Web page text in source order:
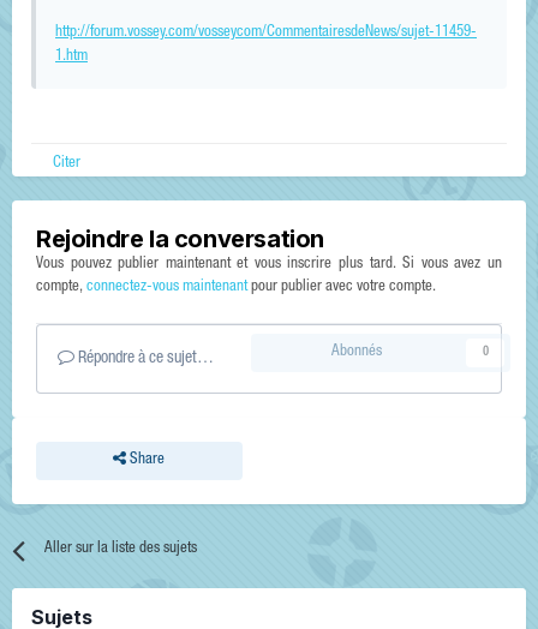
http://forum.vossey.com/vosseycom/CommentairesdeNews/sujet-11459-
1.htm
Citer
Rejoindre la conversation
Vous pouvez publier maintenant et vous inscrire plus tard. Si vous avez un
compte, connectez-vous maintenantpour publier avec votre compte.
Répondre à ce sujet…
Share
Abonnés 0
Aller sur la liste des sujets
Sujets